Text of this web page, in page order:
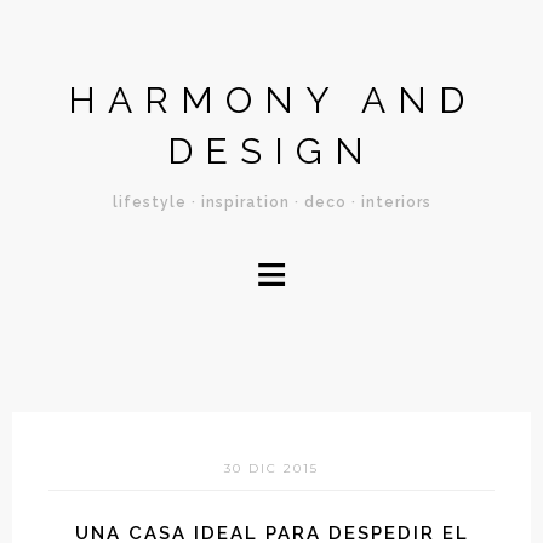
HARMONY AND
DESIGN
lifestyle · inspiration · deco · interiors
≡
30 DIC 2015
UNA CASA IDEAL PARA DESPEDIR EL